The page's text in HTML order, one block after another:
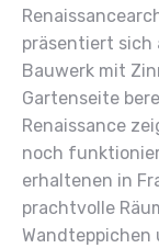
präsentiert
Bauwerk mit
Gartenseite
Renaissance
noch
erhaltenen in
prachtvolle